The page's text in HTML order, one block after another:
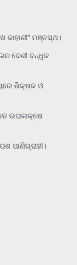
କାହାଣୀ” ମଞ୍ଚସ୍ଥ।
ଦେଶୀ ବନ୍ଧୁକ
ଶିକ୍ଷକ ଓ
ଉପଲକ୍ଷେ
ପାଣିଗ୍ରାହୀ।